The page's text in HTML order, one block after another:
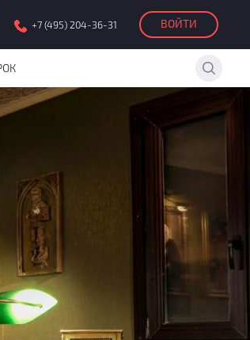
+7 (495) 204-36-31 ВОЙТИ